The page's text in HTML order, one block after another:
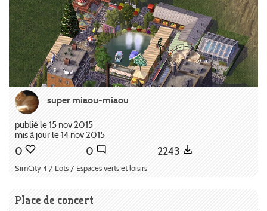
super miaou-miaou
publié le 15 nov 2015
mis à jour le 14 nov 2015
0 0 2243
SimCity 4 / Lots / Espaces verts et loisirs
Place de concert